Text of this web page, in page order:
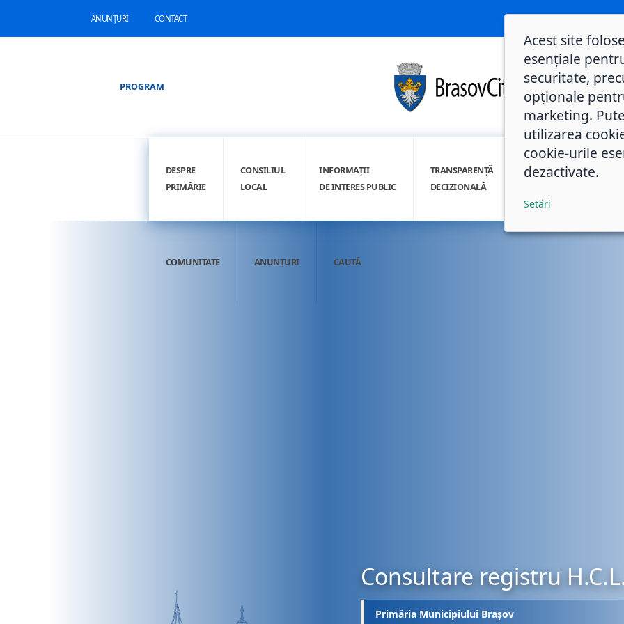
ANUNȚURI CONTACT
PROGRAM
DESPRE
PRIMĂRIE
CONSILIUL
LOCAL
INFORMAȚII
DE INTERES PUBLIC
TRANSPARENȚĂ
DECIZIONALĂ
INTEGRITATE
COMUNITATE ANUNȚURI CAUTĂ
Consultare registru
Primăria Municipiului Brașov
Acest site
esențiale
securitate,
opționale
marketing.
utilizarea
cookie-urile
dezactivate.
Setări